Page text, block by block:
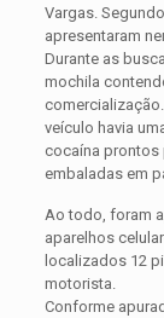
Vargas.
apresentaram
Durante as
mochila
veículo havia
cocaína prontos
embaladas em
Ao todo, foram
aparelhos
localizados 12
motorista.
Conforme